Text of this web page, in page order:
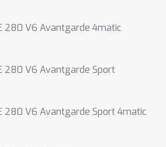
280 V6 Avantgarde 4matic
280 V6 Avantgarde Sport
280 V6 Avantgarde Sport 4matic